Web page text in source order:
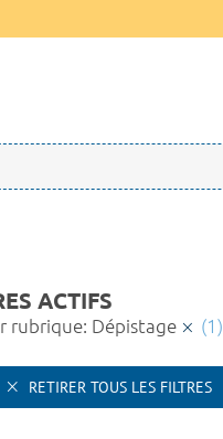
ACTIFS
rubrique: Dépistage (1)
RETIRER TOUS LES FILTRES